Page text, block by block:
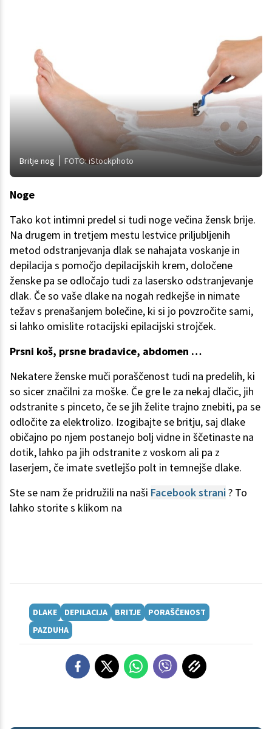
Britje nog FOTO: iStockphoto
Noge
Tako kot intimni predel si tudi noge večina žensk brije.
Na drugem in tretjem mestu lestvice priljubljenih
metod odstranjevanja dlak se nahajata voskanje in
depilacija s pomočjo depilacijskih krem, določene
ženske pa se odločajo tudi za lasersko odstranjevanje
dlak. Če so vaše dlake na nogah redkejše in nimate
težav s prenašanjem bolečine, ki si jo povzročite sami,
si lahko omislite rotacijski epilacijski strojček.
Prsni koš, prsne bradavice, abdomen …
Nekatere ženske muči poraščenost tudi na predelih, ki
so sicer značilni za moške. Če gre le za nekaj dlačic, jih
odstranite s pinceto, če se jih želite trajno znebiti, pa se
odločite za elektrolizo. Izogibajte se britju, saj dlake
običajno po njem postanejo bolj vidne in ščetinaste na
dotik, lahko pa jih odstranite z voskom ali pa z
laserjem, če imate svetlejšo polt in temnejše dlake.
Ste se nam že pridružili na naši Facebook strani? To
lahko storite s klikom na
DLAKE DEPILACIJA BRITJE
PORAŠČENOST
PAZDUHA